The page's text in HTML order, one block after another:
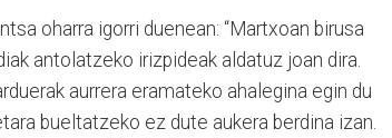
oharra igorri duenean: “Martxoan birusa
antolatzeko irizpideak aldatuz joan dira.
aurrera eramateko ahalegina egin du
bueltatzeko ez dute aukera berdina izan.